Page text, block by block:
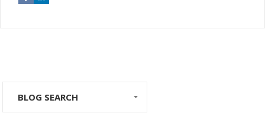
BLOG SEARCH